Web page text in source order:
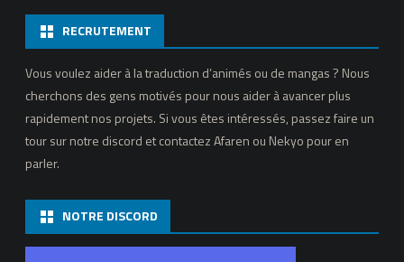
RECRUTEMENT
Vous voulez aider à la traduction d’animés ou de mangas ? Nous
cherchons des gens motivés pour nous aider à avancer plus
rapidement nos projets. Si vous êtes intéressés, passez faire un
tour sur notre discord et contactez Afaren ou Nekyo pour en
parler.
NOTRE DISCORD